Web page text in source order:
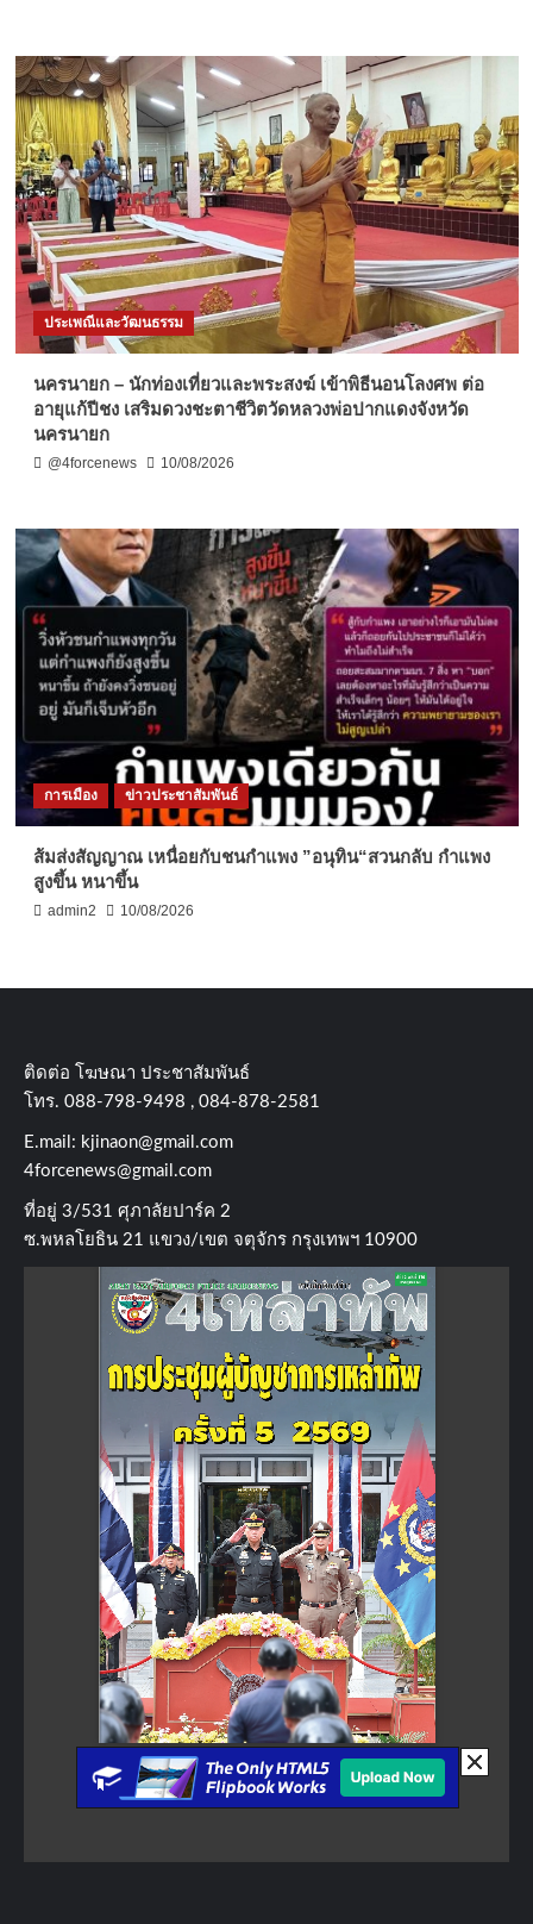
ประเพณีและวัฒนธรรม
นครนายก – นักท่องเที่ยวและพระสงฆ์ เข้าพิธีนอนโลงศพ ต่อ
อายุแก้ปีชง เสริมดวงชะตาชีวิตวัดหลวงพ่อปากแดงจังหวัด
นครนายก
@4forcenews 10/08/2026
การเมือง ข่าวประชาสัมพันธ์
ส้มส่งสัญญาณ เหนื่อยกับชนกำแพง ”อนุทิน“สวนกลับ กำแพง
สูงขึ้น หนาขึ้น
admin2 10/08/2026
ติดต่อ​ โฆษณา​ ประชาสัมพันธ์
โทร​. 088-798-9498 , 084-878-2581
E.mail: kjinaon@gmail.com
4forcenews@gmail.com
ที่อยู่​ 3/531​ ศุภาลัยปาร์ค​ 2
ซ.พหลโยธิน​ 21​ แขวง/เขต​ จตุจักร​ กรุงเทพฯ 10900